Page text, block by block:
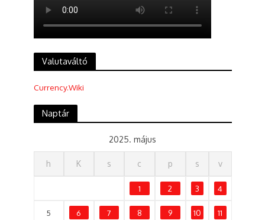
Valutaváltó
Currency.Wiki
Naptár
2025. május
h K s c p s v
1 2 3 4
5 6 7 8 9 10 11